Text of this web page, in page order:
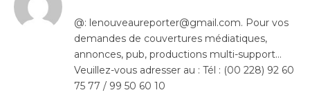
@: lenouveaureporter@gmail.com. Pour vos
demandes de couvertures médiatiques,
annonces, pub, productions multi-support…
Veuillez-vous adresser au : Tél : (00 228) 92 60
75 77 / 99 50 60 10